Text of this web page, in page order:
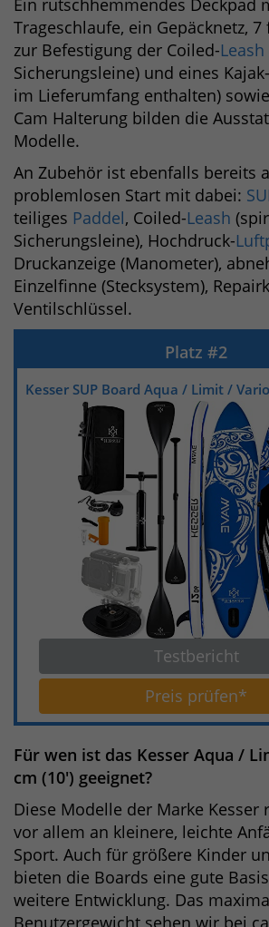
Ein rutschhemmendes Deckpad
Trageschlaufe, ein Gepäcknetz, 7
zur Befestigung der Coiled-Leash
Sicherungsleine) und eines
im Lieferumfang enthalten)
Cam Halterung bilden die
Modelle.
An Zubehör ist ebenfalls bereits
problemlosen Start mit dabei:
teiliges Paddel, Coiled-Leash
Sicherungsleine), Hochdruck-
Druckanzeige (Manometer),
Einzelfinne (Stecksystem),
Ventilschlüssel.
Kesser SUP Board Aqua / Limit / Vario
Testbericht
Preis prüfen*
Für wen ist das Kesser Aqua /
cm (10′) geeignet?
Diese Modelle der Marke Kesser
vor allem an kleinere, leichte
Sport. Auch für größere Kinder
bieten die Boards eine gute
weitere Entwicklung. Das
Benutzergewicht sehen wir bei